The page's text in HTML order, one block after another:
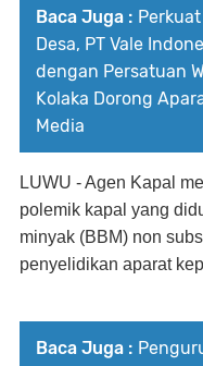
Baca Juga :
Desa, PT Vale
dengan Persatuan
Kolaka Dorong
Media
LUWU - Agen Kapal
polemik kapal yang
minyak (BBM) non
penyelidikan aparat
Baca Juga :